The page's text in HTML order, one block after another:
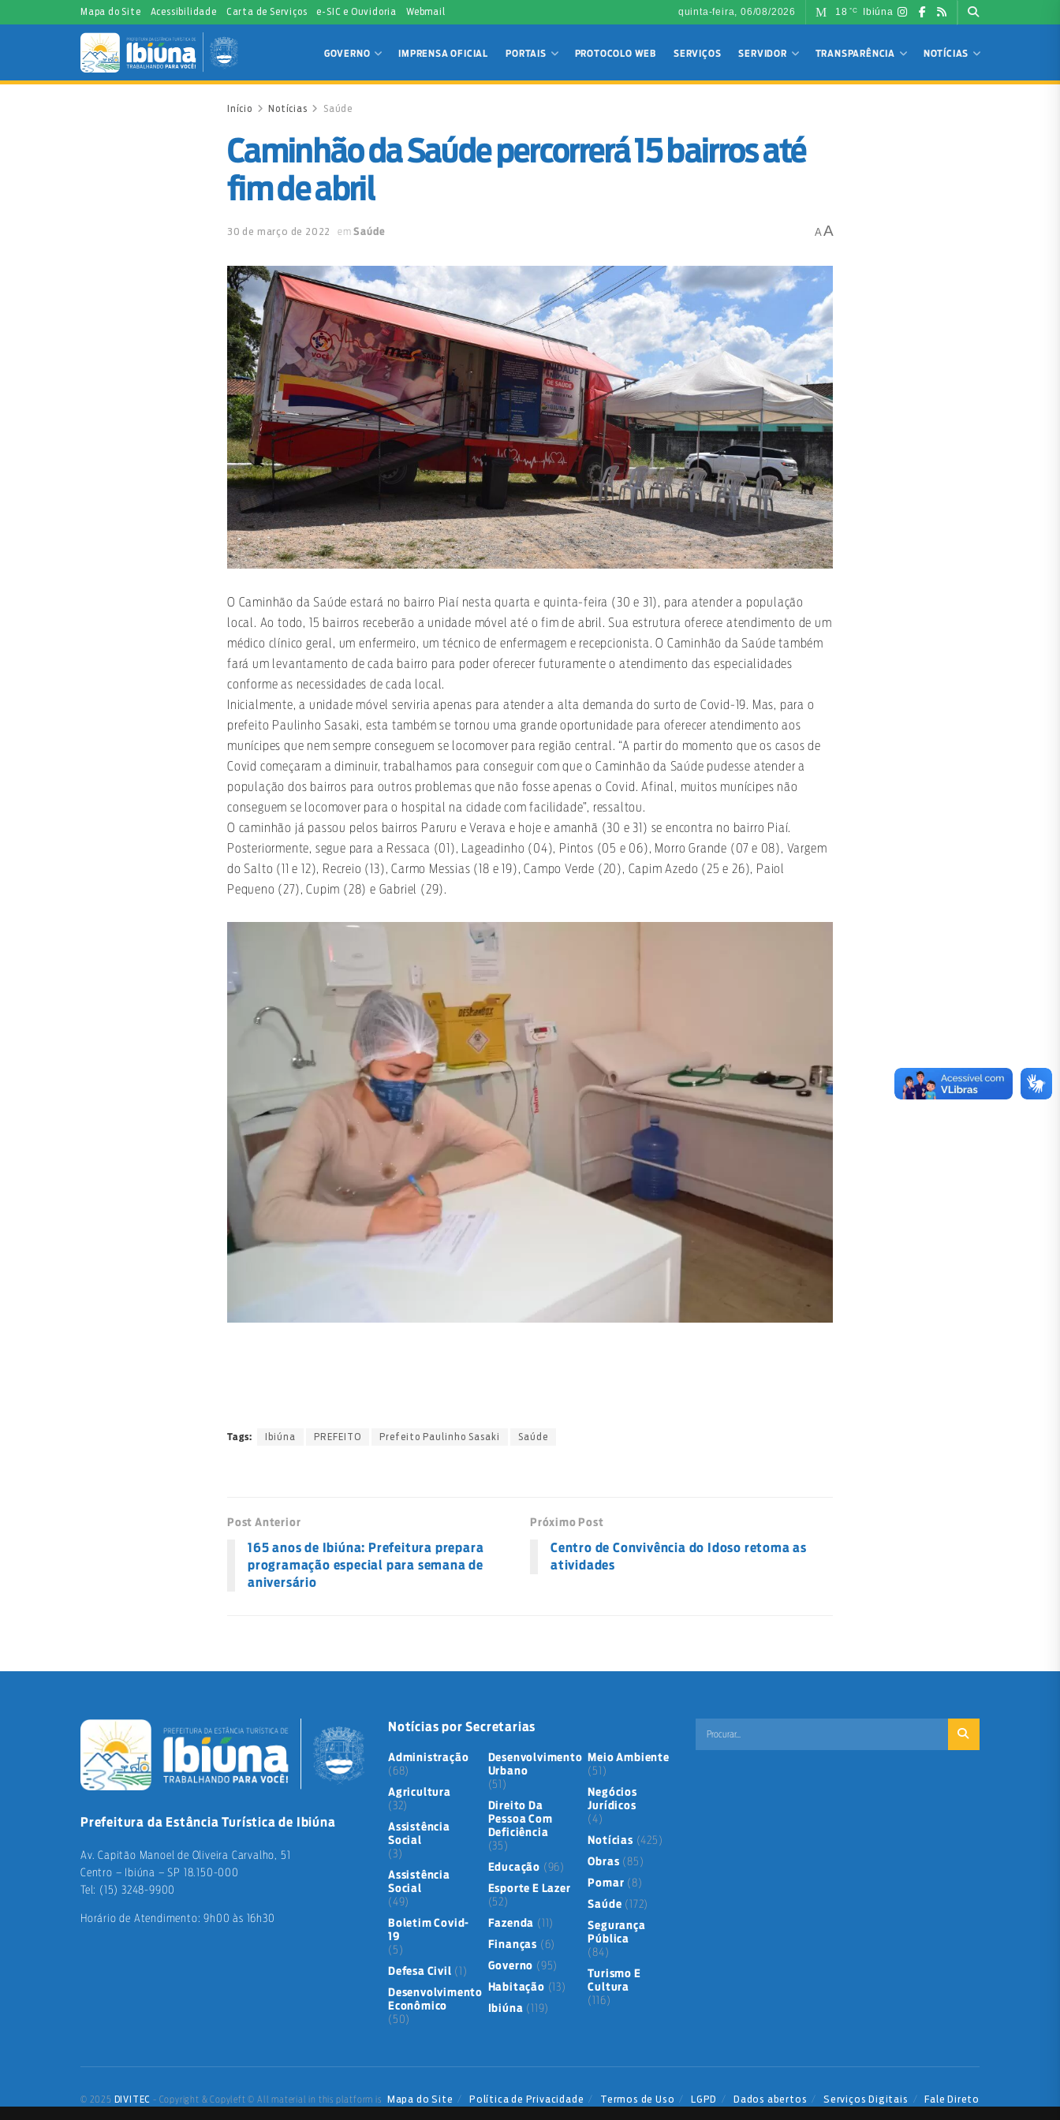
Mapa do Site Acessibilidade Carta de Serviços e-SIC e Ouvidoria Webmail quinta-feira, 06/08/2026 18 °C Ibiúna
GOVERNO IMPRENSA OFICIAL PORTAIS PROTOCOLO WEB SERVIÇOS SERVIDOR TRANSPARÊNCIA NOTÍCIAS
Início Notícias Saúde
Caminhão da Saúde percorrerá 15 bairros até
fim de abril
30 de março de 2022 em Saúde A A
O Caminhão da Saúde estará no bairro Piaí nesta quarta e quinta-feira (30 e 31), para atender a população
local. Ao todo, 15 bairros receberão a unidade móvel até o fim de abril. Sua estrutura oferece atendimento de um
médico clínico geral, um enfermeiro, um técnico de enfermagem e recepcionista. O Caminhão da Saúde também
fará um levantamento de cada bairro para poder oferecer futuramente o atendimento das especialidades
conforme as necessidades de cada local.
Inicialmente, a unidade móvel serviria apenas para atender a alta demanda do surto de Covid-19. Mas, para o
prefeito Paulinho Sasaki, esta também se tornou uma grande oportunidade para oferecer atendimento aos
munícipes que nem sempre conseguem se locomover para região central. “A partir do momento que os casos de
Covid começaram a diminuir, trabalhamos para conseguir com que o Caminhão da Saúde pudesse atender a
população dos bairros para outros problemas que não fosse apenas o Covid. Afinal, muitos munícipes não
conseguem se locomover para o hospital na cidade com facilidade”, ressaltou.
O caminhão já passou pelos bairros Paruru e Verava e hoje e amanhã (30 e 31) se encontra no bairro Piaí.
Posteriormente, segue para a Ressaca (01), Lageadinho (04), Pintos (05 e 06), Morro Grande (07 e 08), Vargem
do Salto (11 e 12), Recreio (13), Carmo Messias (18 e 19), Campo Verde (20), Capim Azedo (25 e 26), Paiol
Pequeno (27), Cupim (28) e Gabriel (29).
Tags: Ibiúna PREFEITO Prefeito Paulinho Sasaki Saúde
Post Anterior
165 anos de Ibiúna: Prefeitura prepara
programação especial para semana de
aniversário
Próximo Post
Centro de Convivência do Idoso retoma as
atividades
Prefeitura da Estância Turística de Ibiúna
Av. Capitão Manoel de Oliveira Carvalho, 51
Centro – Ibiúna – SP 18.150-000
Tel: (15) 3248-9900
Horário de Atendimento: 9h00 às 16h30
Notícias por Secretarias
Administração
(68)
Agricultura
(32)
Assistência
Social
(3)
Assistência
Social
(49)
Boletim Covid-
19
(5)
Defesa Civil (1)
Desenvolvimento
Econômico
(50)
Desenvolvimento
Urbano
(51)
Direito Da
Pessoa Com
Deficiência
(35)
Educação (96)
Esporte E Lazer
(52)
Fazenda (11)
Finanças (6)
Governo (95)
Habitação (13)
Ibiúna (119)
Meio Ambiente
(51)
Negócios
Jurídicos
(4)
Notícias (425)
Obras (85)
Pomar (8)
Saúde (172)
Segurança
Pública
(84)
Turismo E
Cultura
(116)
Mapa do Site Política de Privacidade Termos de Uso LGPD Dados abertos Serviços Digitais Fale Direto
© 2025 DIVITEC - Copyright & Copyleft © All material in this platform is